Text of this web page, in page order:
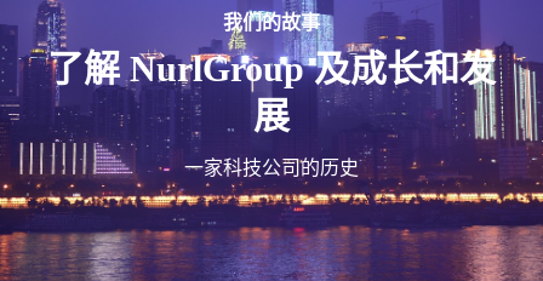
我们的故事
了解 NurlGroup 及成长和发
展
一家科技公司的历史